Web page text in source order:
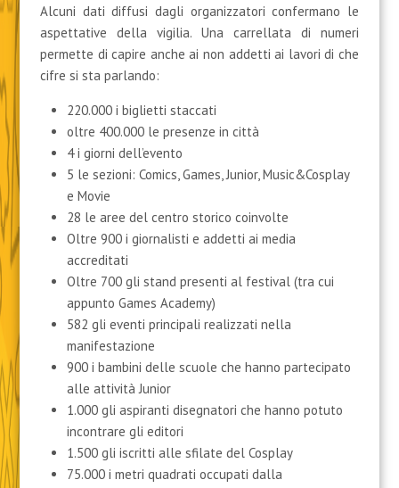
Alcuni dati diffusi dagli organizzatori confermano le
aspettative della vigilia. Una carrellata di numeri
permette di capire anche ai non addetti ai lavori di che
cifre si sta parlando:
220.000 i biglietti staccati
oltre 400.000 le presenze in città
4 i giorni dell’evento
5 le sezioni: Comics, Games, Junior, Music&Cosplay
e Movie
28 le aree del centro storico coinvolte
Oltre 900 i giornalisti e addetti ai media
accreditati
Oltre 700 gli stand presenti al festival (tra cui
appunto Games Academy)
582 gli eventi principali realizzati nella
manifestazione
900 i bambini delle scuole che hanno partecipato
alle attività Junior
1.000 gli aspiranti disegnatori che hanno potuto
incontrare gli editori
1.500 gli iscritti alle sfilate del Cosplay
75.000 i metri quadrati occupati dalla